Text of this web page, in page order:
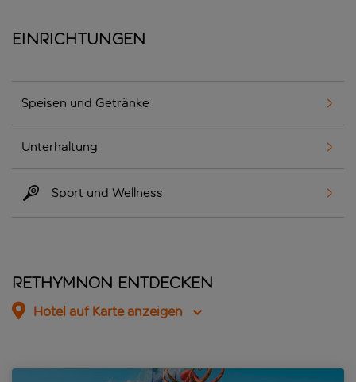
Einrichtungen
Speisen und Getränke
Unterhaltung
Sport und Wellness
Rethymnon entdecken
Hotel auf Karte anzeigen